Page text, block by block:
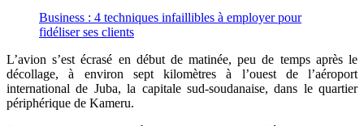
Business : 4 techniques infaillibles à employer pour
fidéliser ses clients
L’avion s’est écrasé en début de matinée, peu de temps après le
décollage, à environ sept kilomètres à l’ouest de l’aéroport
international de Juba, la capitale sud-soudanaise, dans le quartier
périphérique de Kameru.